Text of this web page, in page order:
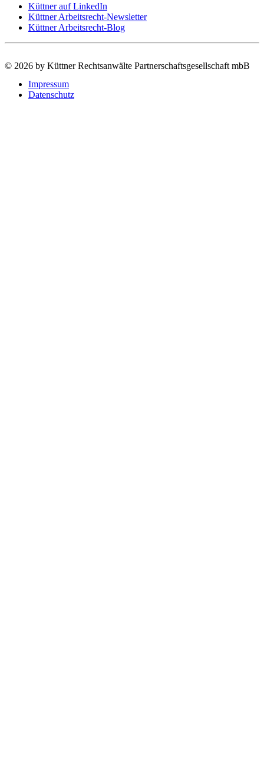
Küttner auf LinkedIn
Küttner Arbeitsrecht-Newsletter
Küttner Arbeitsrecht-Blog
© 2026 by Küttner Rechtsanwälte Partnerschaftsgesellschaft mbB
Impressum
Datenschutz